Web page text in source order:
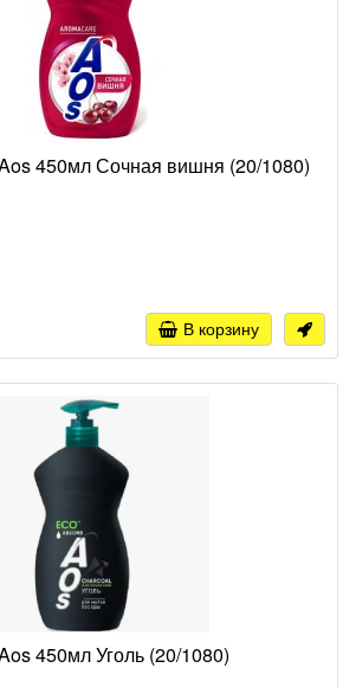
450мл Сочная вишня (20/1080)
В корзину
450мл Уголь (20/1080)